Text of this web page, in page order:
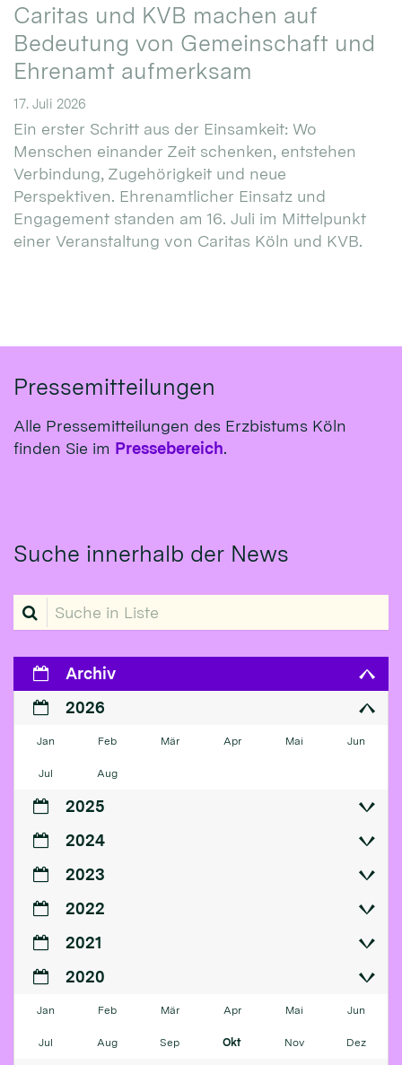
Caritas und KVB machen auf
Bedeutung von Gemeinschaft und
Ehrenamt aufmerksam
17. Juli 2026
Ein erster Schritt aus der Einsamkeit: Wo
Menschen einander Zeit schenken, entstehen
Verbindung, Zugehörigkeit und neue
Perspektiven. Ehrenamtlicher Einsatz und
Engagement standen am 16. Juli im Mittelpunkt
einer Veranstaltung von Caritas Köln und KVB.
Pressemitteilungen
Alle Pressemitteilungen des Erzbistums Köln
finden Sie im Pressebereich.
Suche innerhalb der News
Suche in Liste
Archiv
2026
Jan Feb Mär Apr Mai Jun
Jul Aug
2025
2024
2023
2022
2021
2020
Jan Feb Mär Apr Mai Jun
Jul Aug Sep Okt Nov Dez